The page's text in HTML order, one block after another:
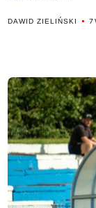
DAWID ZIELIŃSKI 7